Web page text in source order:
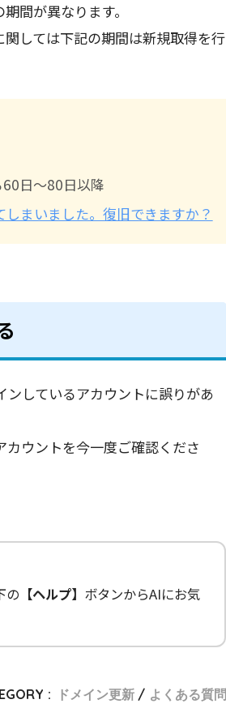
間が異なります。
しては下記の期間は新規取得を行
日～80日以降
まいました。復旧できますか？
ンしているアカウントに誤りがあ
ウントを今一度ご確認くださ
の 【ヘルプ】 ボタンからAIにお気
: ドメイン更新 よくある質問